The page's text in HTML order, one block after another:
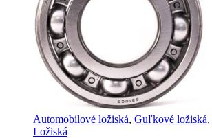
Automobilové ložiská, Guľkové ložiská,
Ložiská